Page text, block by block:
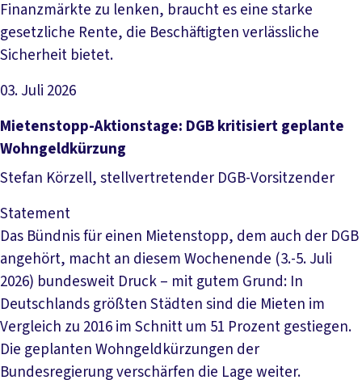
Finanzmärkte zu lenken, braucht es eine starke
gesetzliche Rente, die Beschäftigten verlässliche
Sicherheit bietet.
03. Juli 2026
Artikel lesen
Mietenstopp-Aktionstage: DGB kritisiert geplante
Wohngeldkürzung
Stefan Körzell, stellvertretender DGB-Vorsitzender
Statement
Das Bündnis für einen Mietenstopp, dem auch der DGB
angehört, macht an diesem Wochenende (3.-5. Juli
2026) bundesweit Druck – mit gutem Grund: In
Deutschlands größten Städten sind die Mieten im
Vergleich zu 2016 im Schnitt um 51 Prozent gestiegen.
Die geplanten Wohngeldkürzungen der
Bundesregierung verschärfen die Lage weiter.